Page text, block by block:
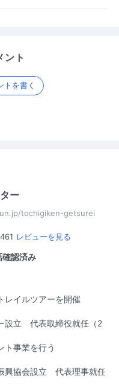
ント
トを書く
ー
tochigiken-getsurei
461 レビューを見る
確認済み
レイルツアーを開催
設立 代表取締役就任（2
ト事業を行う
興協会設立 代表理事就任